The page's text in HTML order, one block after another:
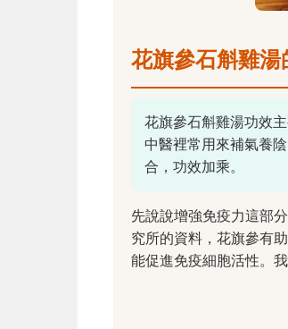
花旗參石斛雞
花旗參石斛雞湯功效
中醫裡常用來補氣養
合，功效加乘。
先說說增強免疫力這部
究所的資料，花旗參有
能促進免疫細胞活性。